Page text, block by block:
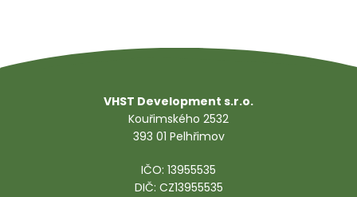
VHST Development s.r.o.
Kouřimského 2532
393 01 Pelhřimov
IČO: 13955535
DIČ: CZ13955535